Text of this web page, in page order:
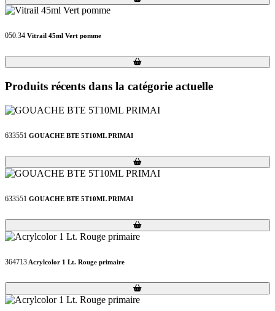
050.34 Vitrail 45ml Vert pomme
Loading...
Loading...
Produits récents dans la catégorie actuelle
633551 GOUACHE BTE 5T10ML PRIMAI
Loading...
Loading...
633551 GOUACHE BTE 5T10ML PRIMAI
Loading...
Loading...
364713 Acrylcolor 1 Lt. Rouge primaire
Loading...
Loading...